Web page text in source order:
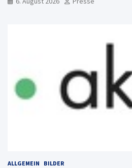
ALLGEMEIN BILDER